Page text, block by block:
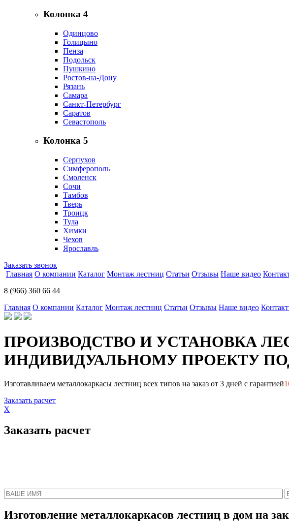
Колонка 4
Одинцово
Голицыно
Пенза
Подольск
Пушкино
Ростов-на-Дону
Рязань
Самара
Санкт-Петербург
Саратов
Севастополь
Колонка 5
Серпухов
Симферополь
Смоленск
Сочи
Тамбов
Тверь
Троицк
Тула
Химки
Чехов
Ярославль
Заказать звонок
Главная О компании Каталог Монтаж лестниц Статьи Отзывы Наше видео
8 (966) 360 66 44
Главная О компании Каталог Монтаж лестниц Статьи Отзывы Наше видео
ПРОИЗВОДСТВО И УСТАНОВКА
ИНДИВИДУАЛЬНОМУ ПРОЕКТУ
Изготавливаем металлокаркасы лестниц всех типов на заказ от 3 дней с гарантией
Заказать расчет
X
Заказать расчет
Изготовление металлокаркасов лестниц в дом на